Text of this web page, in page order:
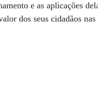
e as aplicações
dos seus cidadãos nas